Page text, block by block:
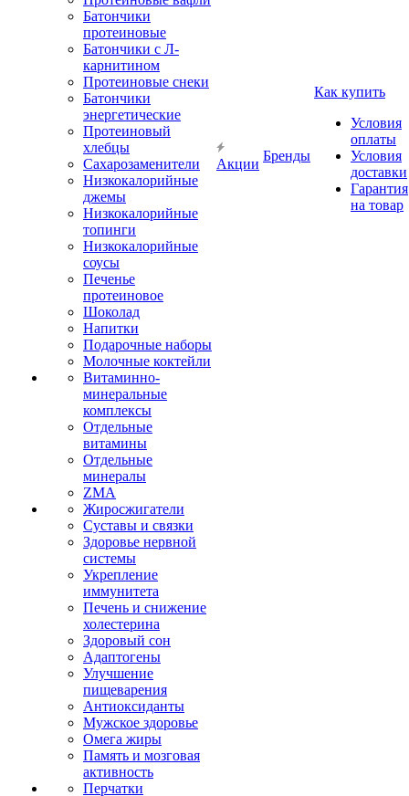
Батончики
протеиновые
Батончики с Л-
карнитином
Протеиновые снеки
Батончики
энергетические
Протеиновый
хлебцы
Сахарозаменители
Низкокалорийные
джемы
Низкокалорийные
топинги
Низкокалорийные
соусы
Печенье
протеиновое
Шоколад
Напитки
Подарочные наборы
Молочные коктейли
Витаминно-
минеральные
комплексы
Отдельные
витамины
Отдельные
минералы
ZMA
Жиросжигатели
Суставы и связки
Здоровье нервной
системы
Укрепление
иммунитета
Печень и снижение
холестерина
Здоровый сон
Адаптогены
Улучшение
пищеварения
Антиоксиданты
Мужское здоровье
Омега жиры
Память и мозговая
активность
Перчатки
Акции
Бренды
Как купить
Условия
оплаты
Условия
доставки
Гарантия
на товар